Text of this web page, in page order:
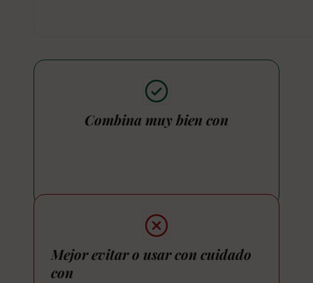
Combina muy bien con
Mejor evitar o usar con cuidado
con